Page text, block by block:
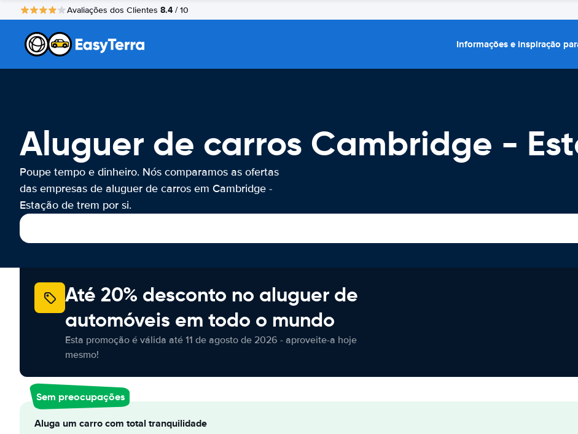
Avaliações dos Clientes 8.4 / 10
Informações e inspiração
Aluguer de carros Cambridge -
Poupe tempo e dinheiro. Nós comparamos as ofertas
das empresas de aluguer de carros em Cambridge -
Estação de trem por si.
Até 20% desconto no aluguer de
automóveis em todo o mundo
Esta promoção é válida até 11 de agosto de 2026 - aproveite-a hoje
mesmo!
Sem preocupações
Aluga um carro com total tranquilidade